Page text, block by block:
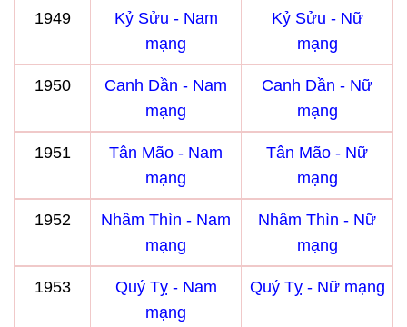
1949
Kỷ Sửu - Nam
mạng
Kỷ Sửu - Nữ
mạng
1950
Canh Dần - Nam
mạng
Canh Dần - Nữ
mạng
1951
Tân Mão - Nam
mạng
Tân Mão - Nữ
mạng
1952
Nhâm Thìn - Nam
mạng
Nhâm Thìn - Nữ
mạng
1953
Quý Tỵ - Nam
mạng
Quý Tỵ - Nữ mạng